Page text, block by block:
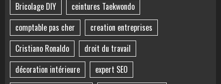
Bricolage DIY
ceintures Taekwondo
comptable pas cher
creation entreprises
Cristiano Ronaldo
droit du travail
décoration intérieure
expert SEO